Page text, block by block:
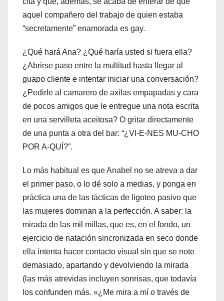
aquel compañero del trabajo de quien estaba
“secretamente” enamorada es gay.
¿Qué hará Ana? ¿Qué haría usted si fuera ella?
¿Abrirse paso entre la multitud hasta llegar al
guapo cliente e intentar iniciar una conversación?
¿Pedirle al camarero de axilas empapadas y cara
de pocos amigos que le entregue una nota escrita
en una servilleta aceitosa? O gritar directamente
de una punta a otra del bar: “¿VI-E-NES MU-CHO
POR A-QUÍ?”.
Lo más habitual es que Anabel no se atreva a dar
el primer paso, o lo dé solo a medias, y ponga en
práctica una de las tácticas de ligoteo pasivo que
las mujeres dominan a la perfección. A saber: la
mirada de las mil millas, que es, en el fondo, un
ejercicio de natación sincronizada en seco donde
ella intenta hacer contacto visual sin que se note
demasiado, apartando y devolviendo la mirada
(las más atrevidas incluyen sonrisas, que todavía
los confunden más. «¿Me mira a mí o través de